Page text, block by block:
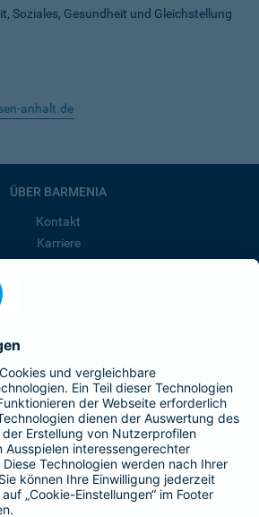
Soziales, Gesundheit und Gleichstellung
anhalt.de
ÜBER BARMENIA
Kontakt
Karriere
Presse
ist Teil der BarmeniaGothaer
BELIEBTE SEITEN
Zusatzversicherung
Tierversicherungen
Hausratversicherung